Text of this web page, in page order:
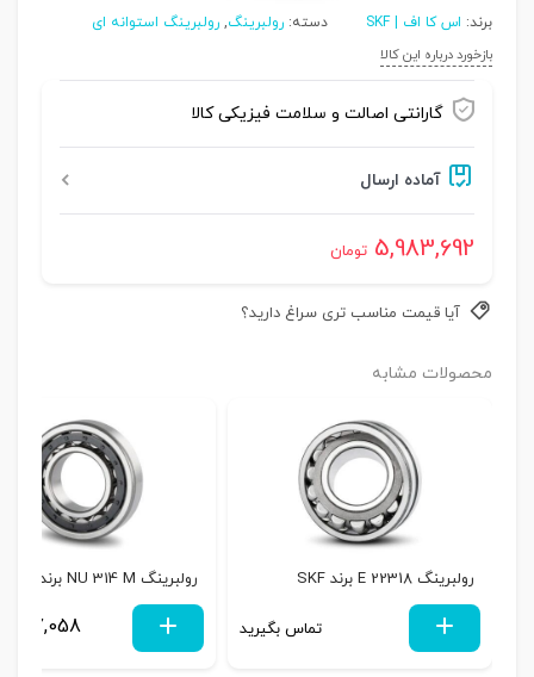
برند: اس کا اف | SKF دسته: رولبرینگ, رولبرینگ استوانه ای
بازخورد درباره این کالا
گارانتی اصالت و سلامت فیزیکی کالا
آماده ارسال
5,983,692 تومان
آیا قیمت مناسب تری سراغ دارید؟
محصولات مشابه
رولبرینگ 22318 E برند SKF
تماس بگیرید
رولبرینگ NU 314 M برند SKF
4,997,058